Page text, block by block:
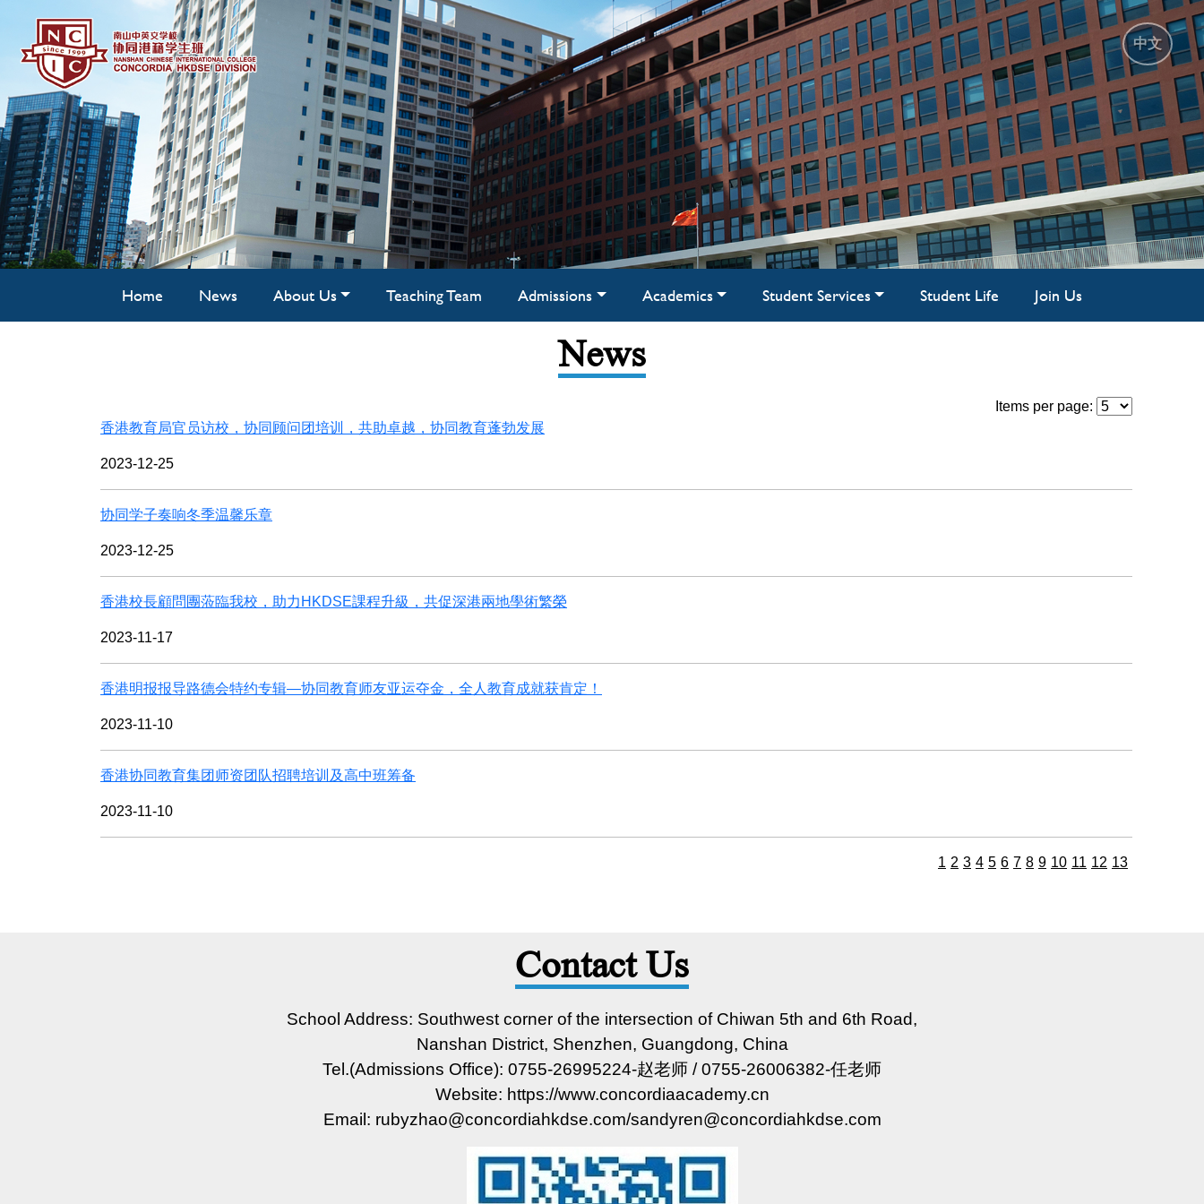
中文
Home News About Us Teaching Team Admissions Academics Student Services Student Life Join Us
News
Items per page:
香港教育局官员访校，协同顾问团培训，共助卓越，协同教育蓬勃发展
2023-12-25
协同学子奏响冬季温馨乐章
2023-12-25
香港校長顧問團蒞臨我校，助力HKDSE課程升級，共促深港兩地學術繁榮
2023-11-17
香港明报报导路德会特约专辑—协同教育师友亚运夺金，全人教育成就获肯定！
2023-11-10
香港协同教育集团师资团队招聘培训及高中班筹备
2023-11-10
1 2 3 4 5 6 7 8 9 10 11 12 13
Contact Us
School Address: Southwest corner of the intersection of Chiwan 5th and 6th Road,
Nanshan District, Shenzhen, Guangdong, China
Tel.(Admissions Office): 0755-26995224-赵老师 / 0755-26006382-任老师
Website: https://www.concordiaacademy.cn
Email: rubyzhao@concordiahkdse.com/sandyren@concordiahkdse.com